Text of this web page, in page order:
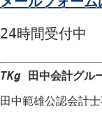
24時間受付中
TKg 田中会計グル
田中範雄公認会計